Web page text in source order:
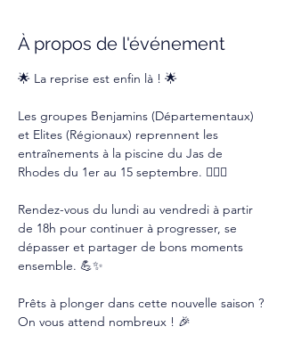
À propos de l'événement
🌟 La reprise est enfin là ! 🌟
Les groupes Benjamins (Départementaux)
et Elites (Régionaux) reprennent les
entraînements à la piscine du Jas de
Rhodes du 1er au 15 septembre. 🏊‍♂️💦
Rendez-vous du lundi au vendredi à partir
de 18h pour continuer à progresser, se
dépasser et partager de bons moments
ensemble. 💪✨
Prêts à plonger dans cette nouvelle saison ?
On vous attend nombreux ! 🎉